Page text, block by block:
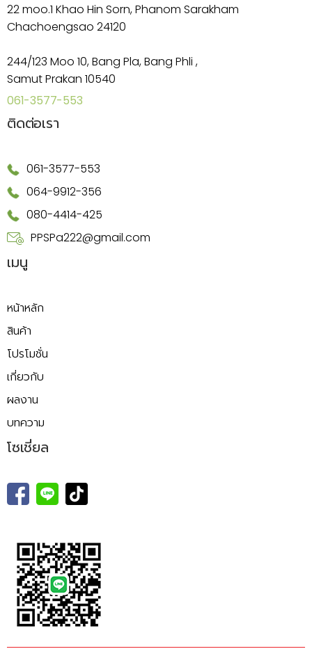
22 moo.1 Khao Hin Sorn, Phanom Sarakham
Chachoengsao 24120
244/123 Moo 10, Bang Pla, Bang Phli ,
Samut Prakan 10540
061-3577-553
ติดต่อเรา
061-3577-553
064-9912-356
080-4414-425
PPSPa222@gmail.com
เมนู
หน้าหลัก
สินค้า
โปรโมชั่น
เกี่ยวกับ
ผลงาน
บทความ
โซเชี่ยล